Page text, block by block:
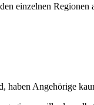
einzelnen
haben Angehörige